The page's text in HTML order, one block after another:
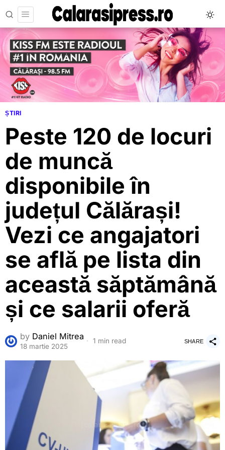
ȘTIRI
Peste 120 de locuri
de muncă
disponibile în
județul Călărași!
Vezi ce angajatori
se află pe lista din
această săptămână
și ce salarii oferă
by Daniel Mitrea
18 martie 2025
1 min read SHARE